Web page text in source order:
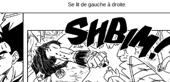
Se lit de gauche à droite.